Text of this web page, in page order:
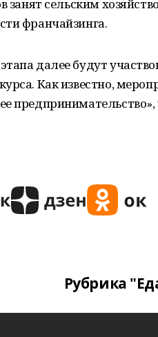
занят сельским
франчайзинга.
далее будут
Как известно,
Рубрика